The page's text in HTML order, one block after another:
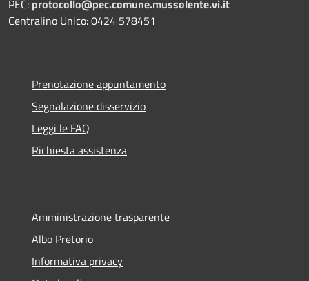
PEC: protocollo@pec.comune.mussolente.vi.it
Centralino Unico: 0424 578451
Prenotazione appuntamento
Segnalazione disservizio
Leggi le FAQ
Richiesta assistenza
Amministrazione trasparente
Albo Pretorio
Informativa privacy